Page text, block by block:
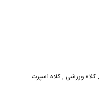
, کلاه ورزشی , کلاه اسپرت